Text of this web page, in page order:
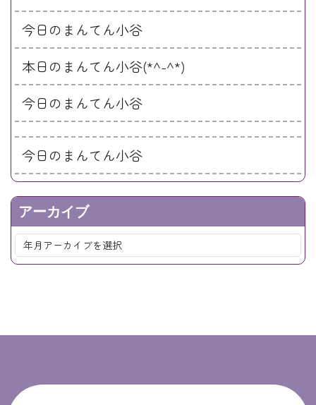
今日のまんてん小谷
本日のまんてん小谷(*^-^*)
今日のまんてん小谷
今日のまんてん小谷
アーカイブ